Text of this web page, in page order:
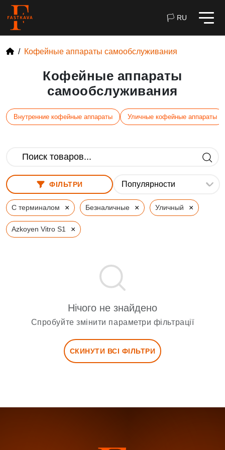
🏳 RU
Кофейные аппараты самообслуживания
Кофейные аппараты
самообслуживания
Внутренние кофейные аппараты Уличные кофейные аппараты
ФІЛЬТРИ
С терминалом × Безналичные × Уличный ×
Azkoyen Vitro S1 ×
Нічого не знайдено
Спробуйте змінити параметри фільтрації
СКИНУТИ ВСІ ФІЛЬТРИ